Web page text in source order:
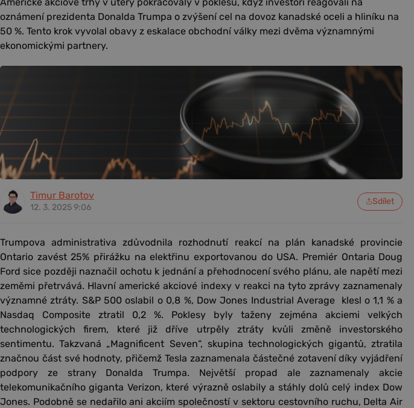
oznámení prezidenta Donalda Trumpa o zvýšení cel na dovoz kanadské oceli a hliníku na
50 %. Tento krok vyvolal obavy z eskalace obchodní války mezi dvěma významnými
ekonomickými partnery.
Timur Barotov
12. 3. 2025 9:06
Sdílet
Trumpova administrativa zdůvodnila rozhodnutí reakcí na plán kanadské provincie
Ontario zavést 25% přirážku na elektřinu exportovanou do USA. Premiér Ontaria Doug
Ford sice později naznačil ochotu k jednání a přehodnocení svého plánu, ale napětí mezi
zeměmi přetrvává. Hlavní americké akciové indexy v reakci na tyto zprávy zaznamenaly
významné ztráty. S&P 500 oslabil o 0,8 %, Dow Jones Industrial Average klesl o 1,1 % a
Nasdaq Composite ztratil 0,2 %. Poklesy byly taženy zejména akciemi velkých
technologických firem, které již dříve utrpěly ztráty kvůli změně investorského
sentimentu. Takzvaná „Magnificent Seven“, skupina technologických gigantů, ztratila
značnou část své hodnoty, přičemž Tesla zaznamenala částečné zotavení díky vyjádření
podpory ze strany Donalda Trumpa. Největší propad ale zaznamenaly akcie
telekomunikačního giganta Verizon, které výrazně oslabily a stáhly dolů celý index Dow
Jones. Podobně se nedařilo ani akciím společností v sektoru cestovního ruchu, Delta Air